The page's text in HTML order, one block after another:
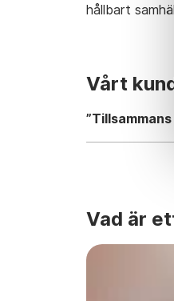
hållbart
Vårt
Vad är